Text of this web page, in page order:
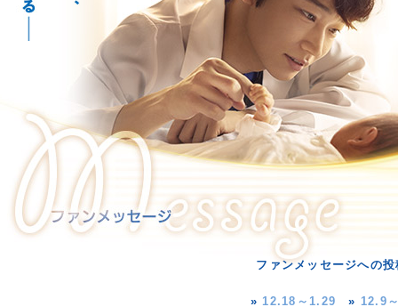
ファンメッセージへの
»12.18～1.29 » 12.9